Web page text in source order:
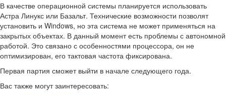
В качестве операционной системы планируется использовать
Астра Линукс или Базальт. Технические возможности позволят
установить и Windows, но эта система не может применяться на
закрытых объектах. В данный момент есть проблемы с автономной
работой. Это связано с особенностями процессора, он не
оптимизирован, его тактовая частота фиксирована.
Первая партия сможет выйти в начале следующего года.
Вас также могут заинтересовать: